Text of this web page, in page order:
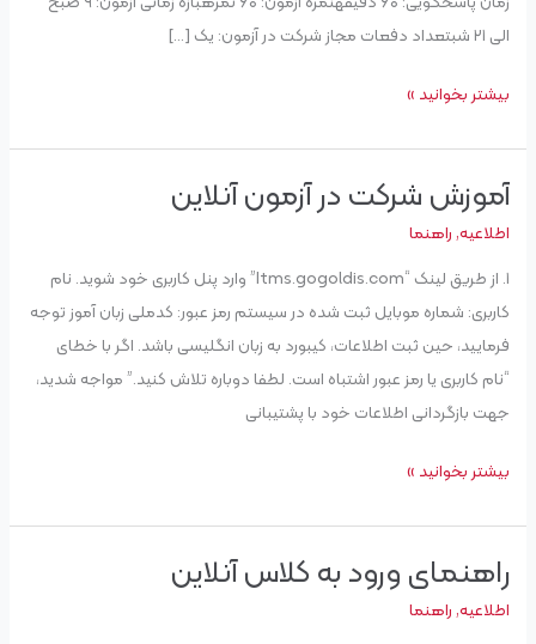
الی ۲۱ شبتعداد دفعات مجاز شرکت در آزمون: یک […]
بیشتر بخوانید »
آموزش شرکت در آزمون آنلاین
اطلاعیه,راهنما
۱. از طریق لینک “Itms.gogoldis.com” وارد پنل کاربری خود شوید. نام
کاربری: شماره موبایل ثبت شده در سیستم رمز عبور: کدملی زبان آموز توجه
فرمایید، حین ثبت اطلاعات، کیبورد به زبان انگلیسی باشد. اگر با خطای
“نام کاربری یا رمز عبور اشتباه است. لطفا دوباره تلاش کنید.” مواجه شدید،
جهت بازگردانی اطلاعات خود با پشتیبانی
آموزش
شرکت
آزمون
آنلاین
بیشتر بخوانید »
راهنمای ورود به کلاس آنلاین
اطلاعیه,راهنما
راهنمای
ورود